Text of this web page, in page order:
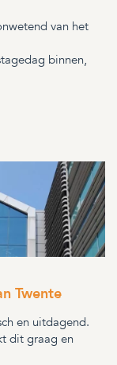
van het
binnen,
Twente
en uitdagend.
dit graag en